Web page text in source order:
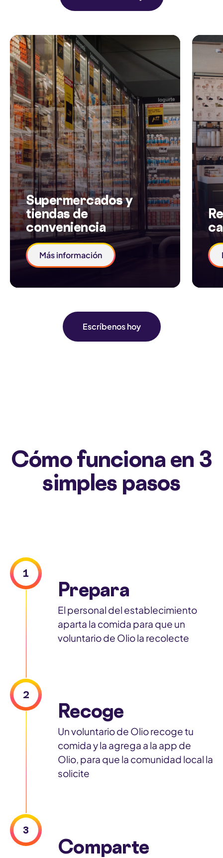
Supermercados y
tiendas de
conveniencia
Más información
Escríbenos hoy
Cómo funciona en 3
simples pasos
a
1
Prepara
El personal del establecimiento
aparta la comida para que un
voluntario de Olio la recolecte
2
Recoge
Un voluntario de Olio recoge tu
comida y la agrega a la app de
Olio, para que la comunidad local la
solicite
3
Comparte